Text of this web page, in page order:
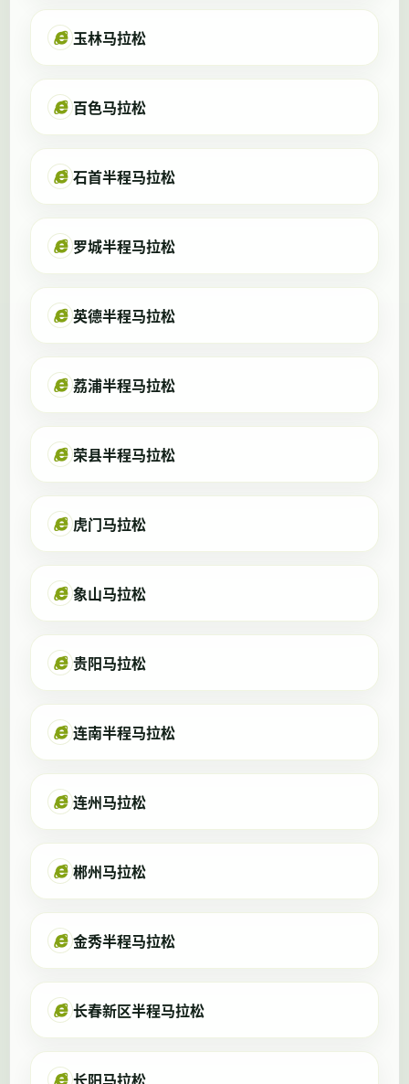
玉林马拉松
百色马拉松
石首半程马拉松
罗城半程马拉松
英德半程马拉松
荔浦半程马拉松
荣县半程马拉松
虎门马拉松
象山马拉松
贵阳马拉松
连南半程马拉松
连州马拉松
郴州马拉松
金秀半程马拉松
长春新区半程马拉松
长阳马拉松